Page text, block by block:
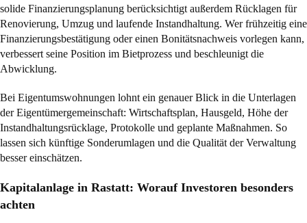
solide Finanzierungsplanung berücksichtigt außerdem Rücklagen für
Renovierung, Umzug und laufende Instandhaltung. Wer frühzeitig eine
Finanzierungsbestätigung oder einen Bonitätsnachweis vorlegen kann,
verbessert seine Position im Bietprozess und beschleunigt die
Abwicklung.
Bei Eigentumswohnungen lohnt ein genauer Blick in die Unterlagen
der Eigentümergemeinschaft: Wirtschaftsplan, Hausgeld, Höhe der
Instandhaltungsrücklage, Protokolle und geplante Maßnahmen. So
lassen sich künftige Sonderumlagen und die Qualität der Verwaltung
besser einschätzen.
Kapitalanlage in Rastatt: Worauf Investoren besonders
achten